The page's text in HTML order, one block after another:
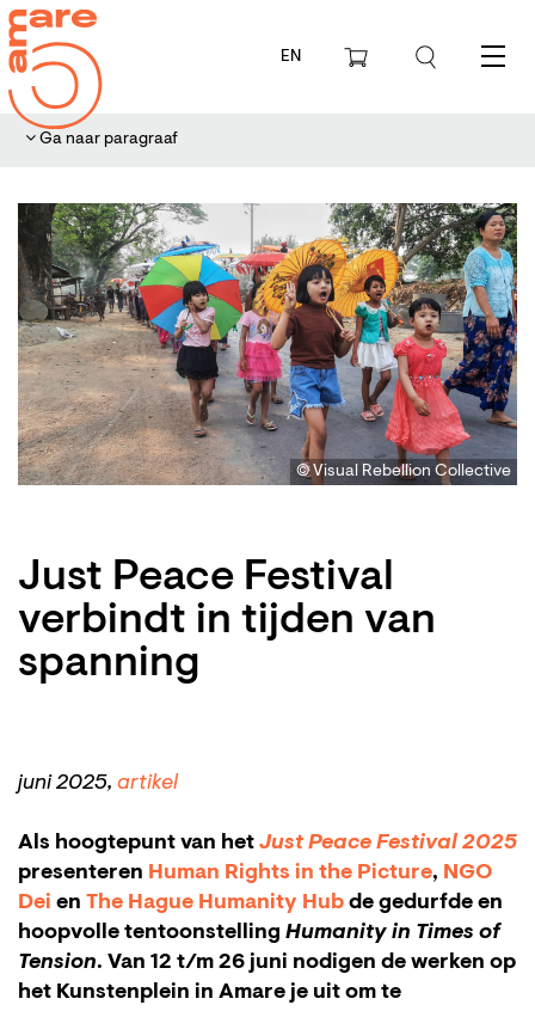
EN Menu
Ga naar paragraaf
© Visual Rebellion Collective
Just Peace Festival
verbindt in tijden van
spanning
juni 2025, artikel
Als hoogtepunt van het Just Peace Festival 2025
presenteren Human Rights in the Picture, NGO
Dei en The Hague Humanity Hub de gedurfde en
hoopvolle tentoonstelling Humanity in Times of
Tension. Van 12 t/m 26 juni nodigen de werken op
het Kunstenplein in Amare je uit om te